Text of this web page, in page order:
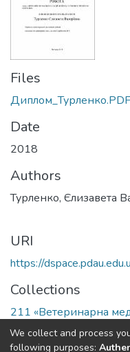
Files
Диплом_Турленко.PDF
Date
2018
Authors
Турленко, Єлизавета
URI
https://
Collections
211 «Ветеринарна
Full item page
We collect and process
following purposes: